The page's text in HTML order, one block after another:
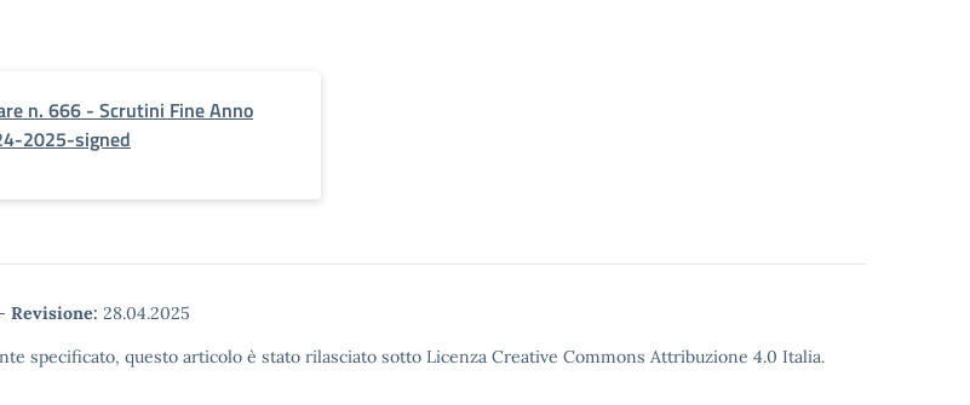
n. 666 - Scrutini Fine Anno
2025-signed
- Revisione: 28.04.2025
specificato, questo articolo è stato rilasciato sotto Licenza Creative Commons Attribuzione 4.0 Italia.